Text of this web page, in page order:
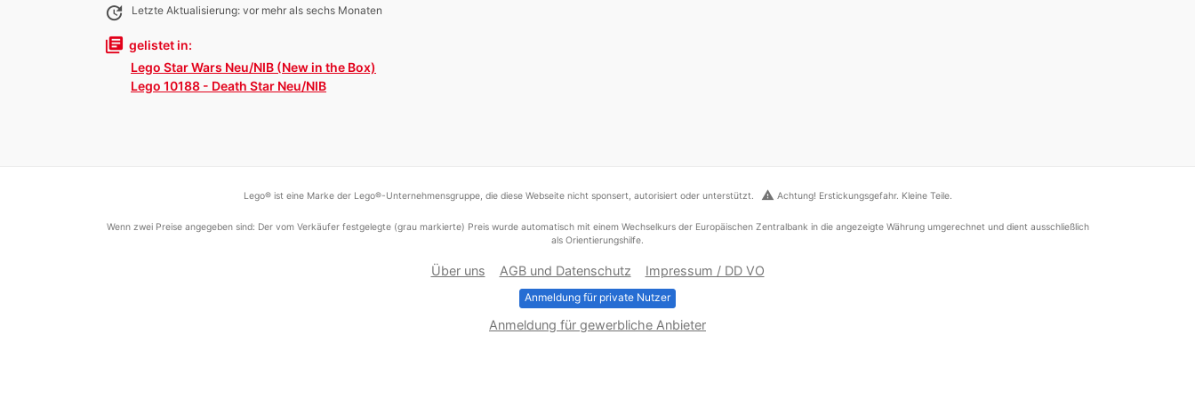
update Letzte Aktualisierung: vor mehr als sechs Monaten
library_books gelistet in:
Lego Star Wars Neu/NIB (New in the Box)
Lego 10188 - Death Star Neu/NIB
Lego® ist eine Marke der Lego®-Unternehmensgruppe, die diese Webseite nicht sponsert, autorisiert oder unterstützt. warning Achtung! Erstickungsgefahr. Kleine Teile.
Wenn zwei Preise angegeben sind: Der vom Verkäufer festgelegte (grau markierte) Preis wurde automatisch mit einem Wechselkurs der Europäischen Zentralbank in die angezeigte Währung umgerechnet und dient ausschließlich
als Orientierungshilfe.
Über uns AGB und Datenschutz Impressum / DD VO
Anmeldung für private Nutzer
Anmeldung für gewerbliche Anbieter